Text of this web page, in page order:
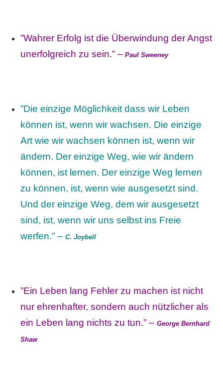
”Wahrer Erfolg ist die Überwindung der Angst
unerfolgreich zu sein.” – Paul Sweeney
”Die einzige Möglichkeit dass wir Leben
können ist, wenn wir wachsen. Die einzige
Art wie wir wachsen können ist, wenn wir
ändern. Der einzige Weg, wie wir ändern
können, ist lernen. Der einzige Weg lernen
zu können, ist, wenn wie ausgesetzt sind.
Und der einzige Weg, dem wir ausgesetzt
sind, ist, wenn wir uns selbst ins Freie
werfen.” – C. Joybell
”Ein Leben lang Fehler zu machen ist nicht
nur ehrenhafter, sondern auch nützlicher als
ein Leben lang nichts zu tun.” – George Bernhard
Shaw